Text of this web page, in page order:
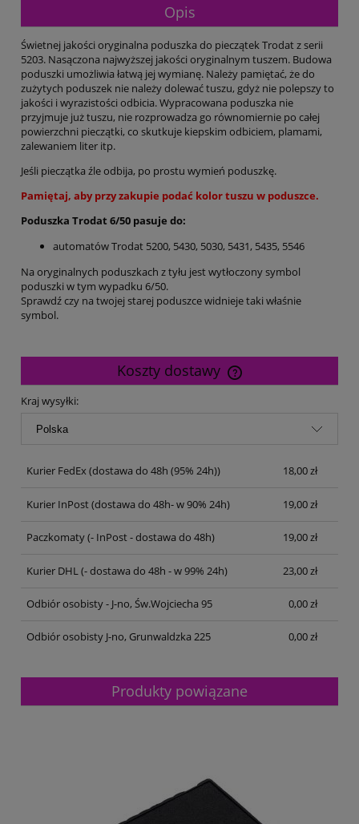
Opis
Świetnej jakości oryginalna poduszka do pieczątek Trodat z serii
5203. Nasączona najwyższej jakości oryginalnym tuszem. Budowa
poduszki umożliwia łatwą jej wymianę. Należy pamiętać, że do
zużytych poduszek nie należy dolewać tuszu, gdyż nie polepszy to
jakości i wyrazistości odbicia. Wypracowana poduszka nie
przyjmuje już tuszu, nie rozprowadza go równomiernie po całej
powierzchni pieczątki, co skutkuje kiepskim odbiciem, plamami,
zalewaniem liter itp.
Jeśli pieczątka źle odbija, po prostu wymień poduszkę.
Pamiętaj, aby przy zakupie podać kolor tuszu w poduszce.
Poduszka Trodat 6/50 pasuje do:
automatów Trodat 5200, 5430, 5030, 5431, 5435, 5546
Na oryginalnych poduszkach z tyłu jest wytłoczony symbol
poduszki w tym wypadku 6/50.
Sprawdź czy na twojej starej poduszce widnieje taki właśnie
symbol.
Koszty dostawy
Cena nie zawiera ewentualnych kosztów płatności
Kraj wysyłki:
Kurier FedEx(dostawa do 48h (95% 24h)) 18,00 zł
Kurier InPost(dostawa do 48h- w 90% 24h) 19,00 zł
Paczkomaty(- InPost - dostawa do 48h) 19,00 zł
Kurier DHL (- dostawa do 48h - w 99% 24h) 23,00 zł
Odbiór osobisty - J-no, Św.Wojciecha 95 0,00 zł
Odbiór osobisty J-no, Grunwaldzka 225 0,00 zł
Produkty powiązane